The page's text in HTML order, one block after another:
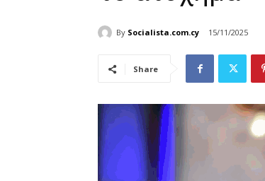
By Socialista.com.cy 15/11/2025
Share